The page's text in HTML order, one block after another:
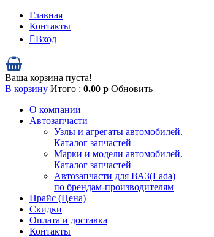
Главная
Контакты
Вход
Ваша корзина пуста!
В корзину Итого : 0.00 р Обновить
О компании
Автозапчасти
Узлы и агрегаты автомобилей.
Каталог запчастей
Марки и модели автомобилей.
Каталог запчастей
Автозапчасти для ВАЗ(Lada)
по брендам-производителям
Прайс (Цена)
Скидки
Оплата и доставка
Контакты